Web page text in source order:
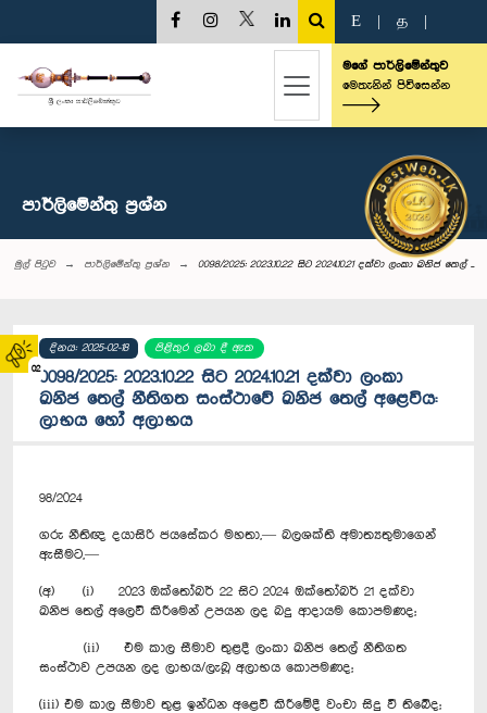
02
E த
මගේ පාර්ලිමේන්තුව
මෙතැනින් පිවිසෙන්න
පාර්ලි‌මේන්තු‌ ප්‍රශ්න
මුල් පිටුව පාර්ලි‌මේන්තු‌ ප්‍රශ්න 0098/2025: 2023.10.22 සිට 2024.10.21 දක්වා ලංකා ඛනිජ තෙල් ...
දිනය: 2025-02-18 පිළිතුර ලබා දී ඇත
0098/2025: 2023.10.22 සිට 2024.10.21 දක්වා ලංකා
ඛනිජ තෙල් නීතිගත සංස්ථාවේ ඛනිජ තෙල් අළෙවිය:
ලාභය හෝ අලාභය
98/2024
ගරු නීතිඥ දයාසිරි ජයසේකර මහතා,— බලශක්ති අමාත්‍යතුමාගෙන්
ඇසීමට,—
(අ) (i) 2023 ඔක්තෝබර් 22 සිට 2024 ඔක්තෝබර් 21 දක්වා
ඛනිජ තෙල් අලෙවි කිරීමෙන් උපයන ලද බදු ආදායම කොපමණද;
(ii) එම කාල සීමාව තුළදී ලංකා ඛනිජ තෙල් නීතිගත
සංස්ථාව උපයන ලද ලාභය/ලැබූ අලාභය කොපමණද;
(iii) එම කාල සීමාව තුළ ඉන්ධන අළෙවි කිරීමේදී වංචා සිදු වී තිබේද;